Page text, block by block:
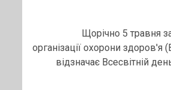
Щорічно 5 травня
організації охорони здоров'я
відзначає Всесвітній